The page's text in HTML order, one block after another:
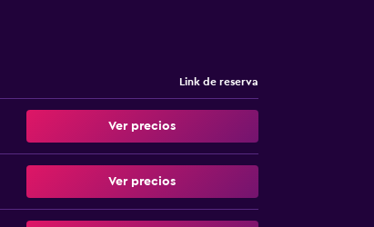
Link de reserva
Ver precios
Ver precios